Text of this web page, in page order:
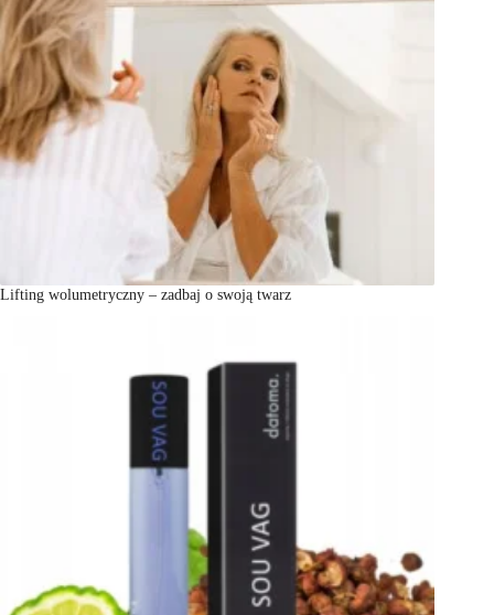
Lifting wolumetryczny – zadbaj o swoją twarz